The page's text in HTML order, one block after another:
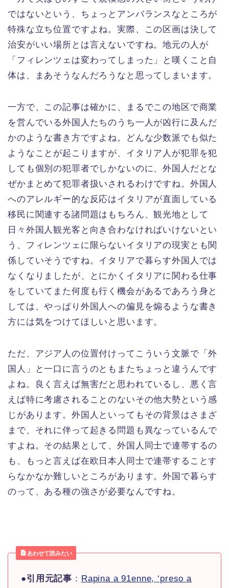
ではないという、ちょっとアンバランスなところが
特殊な立ち位置ですよね。実際、この区画は決して
治安がいい場所とは言えないですね。地元の人が
「フィレンツェは変わってしまった」と嘆くこと自
体は、まあそうなんだろうなと思ってしまいます。
一方で、この記事は確かに、まるでこの地区で商業
を営んでいる外国人たちのうち一人が凶行に及んだ
かのような書き方ですよね。どんな少数派でも似た
ようなことが起こりますが、イタリア人が犯罪を犯
しても個別の犯罪者でしかないのに、外国人だとな
ぜかまとめて犯罪者扱いされるわけですね。外国人
へのアレルギー的な反応はイタリアが直面している
移民に関連する諸問題はもちろん、観光地として
日々外国人観光客と向き合わなければいけないとい
う、フィレンツェに限らないイタリアの現実とも関
係していそうですね。イタリアで暮らす外国人では
なくなりましたが、とにかくイタリアに関わる仕事
をしていてまた何度も行く機会があるであろう身と
しては、やっぱり外国人への偏見を煽るような書き
方には気をつけてほしいと思います。
ただ、アジア人の位置付けってこういう文脈で「外
国人」と一口に言うのともまたちょっと違うんです
よね。良く言えば無害だと思われているし、悪く言
えば特に考慮されることのないその他大勢という感
じがあります。外国人といってもその背景はさまざ
まで、それに伴って起きる問題も異なっているんで
すよね。その結果として、外国人同士で連帯するの
も、もっと言えば在欧日本人同士で連帯することす
らなかなか難しいところがあります。外国で暮らす
のって、ある種の強さが必要なんですね。
あわせて読みたい
●引用元記事 ： Rapina a 91enne, ‘preso a